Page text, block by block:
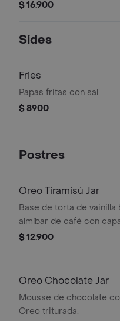
casa ketchup, mayonesa
$ 16.900
Sides
Fries
Papas fritas con sal.
$ 8900
Postres
Oreo Tiramisú Jar
Base de torta de vainilla
almíbar de café con
de tiramisú y Oreo.
$ 12.900
Oreo Chocolate Jar
Mousse de chocolate
Oreo triturada.